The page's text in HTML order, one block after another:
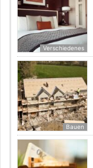
Verschiedenes
Bauen